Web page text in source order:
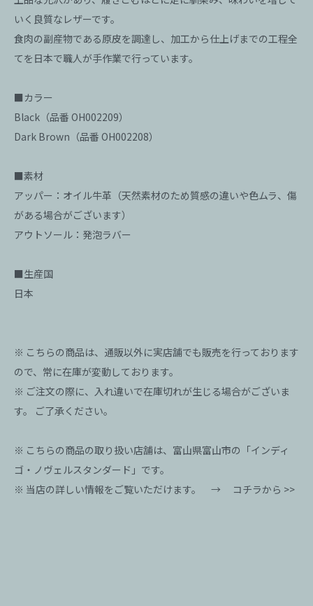
いく良質なレザーです。
食肉の副産物である原皮を調達し、加工から仕上げまでの工程全
てを日本で職人が手作業で行っています。
■カラー
Black（品番 OH002209）
Dark Brown（品番 OH002208）
■素材
アッパー：オイル牛革（天然素材のため質感の違いや色ムラ、傷
がある場合がございます）
アウトソール：発泡ラバー
■生産国
日本
※ こちらの商品は、通販以外に実店舗でも販売を行っております
ので、常に在庫が変動しております。
※ ご注文の際に、入れ違いで在庫切れが生じる場合がございま
す。 ご了承ください。
※ こちらの商品の取り扱い店舗は、富山県富山市の「インディ
ゴ・ノヴェルスタンダード」です。
※ 当店の詳しい情報をご覧いただけます。 → コチラから >>